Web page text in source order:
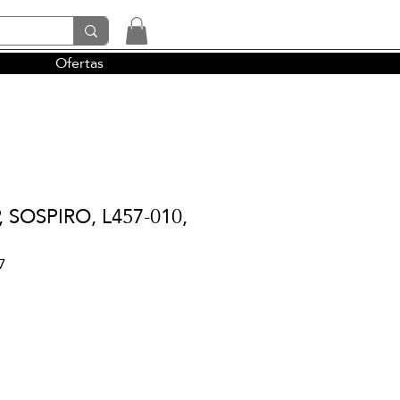
y la perfumería árabe
Ofertas
SOSPIRO, L457-010,